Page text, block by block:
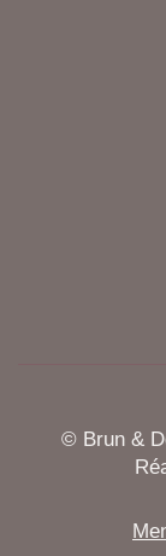
© Brun &